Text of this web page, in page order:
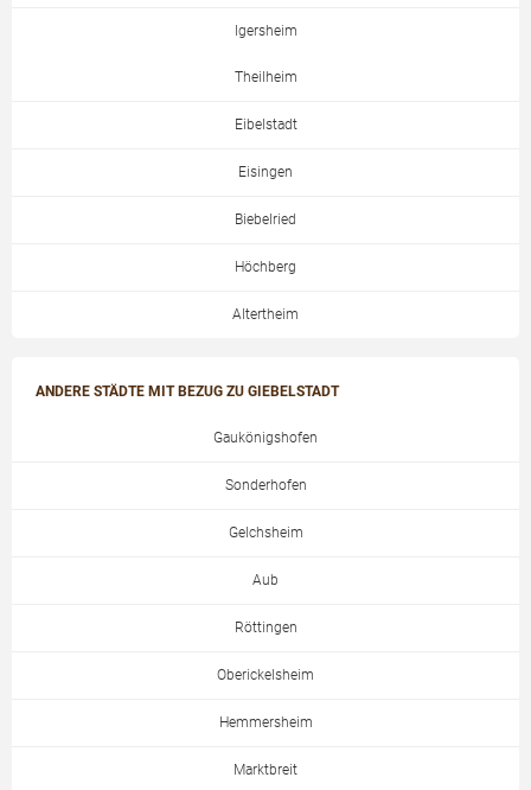
Igersheim
Theilheim
Eibelstadt
Eisingen
Biebelried
Höchberg
Altertheim
ANDERE STÄDTE MIT BEZUG ZU GIEBELSTADT
Gaukönigshofen
Sonderhofen
Gelchsheim
Aub
Röttingen
Oberickelsheim
Hemmersheim
Marktbreit